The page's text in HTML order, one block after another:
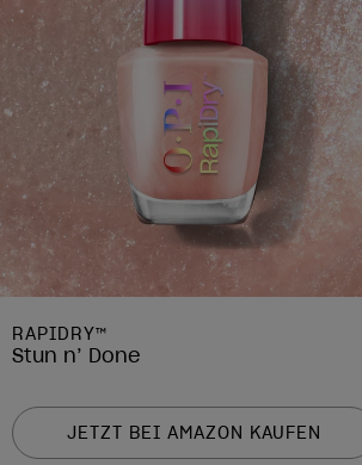
RAPIDRY™
Stun n’ Done
JETZT BEI AMAZON KAUFEN